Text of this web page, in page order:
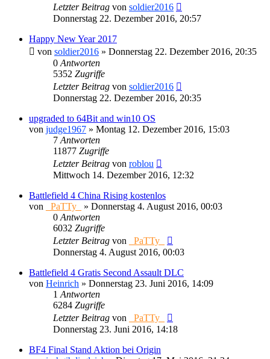
Letzter Beitrag von soldier2016
Donnerstag 22. Dezember 2016, 20:57
Happy New Year 2017
von soldier2016 » Donnerstag 22. Dezember 2016, 20:35
0 Antworten
5352 Zugriffe
Letzter Beitrag von soldier2016
Donnerstag 22. Dezember 2016, 20:35
upgraded to 64Bit and win10 OS
von judge1967 » Montag 12. Dezember 2016, 15:03
7 Antworten
11877 Zugriffe
Letzter Beitrag von roblou
Mittwoch 14. Dezember 2016, 12:32
Battlefield 4 China Rising kostenlos
von
_PaTTy_ » Donnerstag 4. August 2016, 00:03
0 Antworten
6032 Zugriffe
Letzter Beitrag von
_PaTTy_
Donnerstag 4. August 2016, 00:03
Battlefield 4 Gratis Second Assault DLC
von Heinrich » Donnerstag 23. Juni 2016, 14:09
1 Antworten
6284 Zugriffe
Letzter Beitrag von
_PaTTy_
Donnerstag 23. Juni 2016, 14:18
BF4 Final Stand Aktion bei Origin